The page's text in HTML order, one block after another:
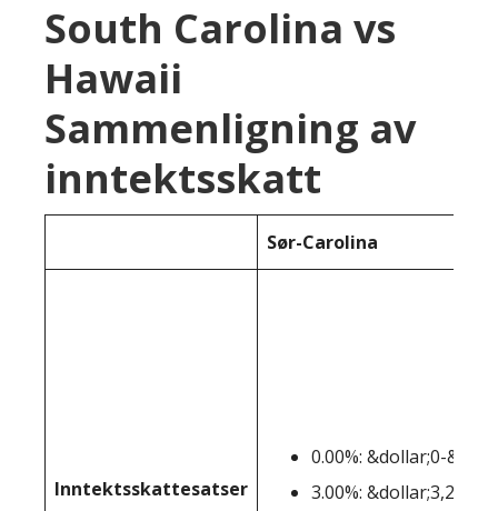
South Carolina vs
Hawaii
Sammenligning av
inntektsskatt
Sør-Carolina
Inntektsskattesatser
0.00%: &dollar;0-
3.00%: &dollar;3,201-